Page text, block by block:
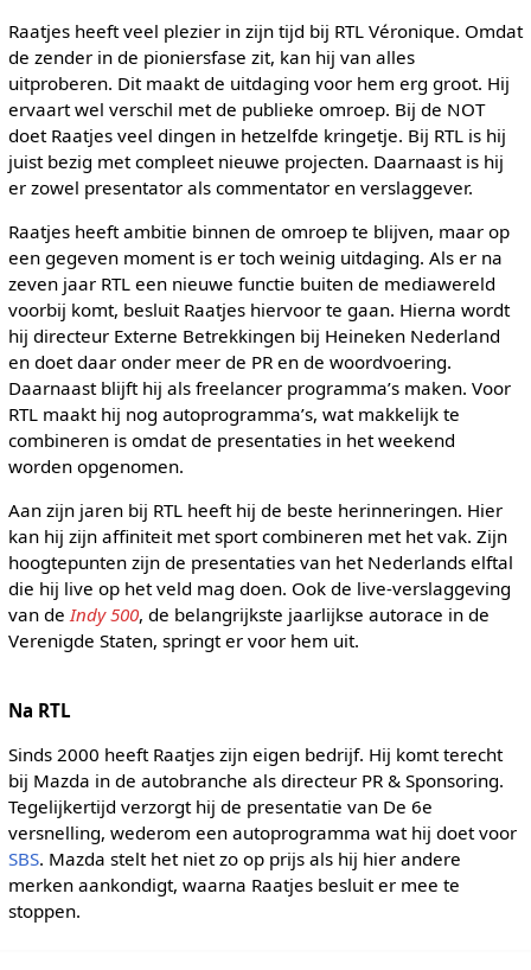
Raatjes heeft veel plezier in zijn tijd bij RTL Véronique. Omdat
de zender in de pioniersfase zit, kan hij van alles
uitproberen. Dit maakt de uitdaging voor hem erg groot. Hij
ervaart wel verschil met de publieke omroep. Bij de NOT
doet Raatjes veel dingen in hetzelfde kringetje. Bij RTL is hij
juist bezig met compleet nieuwe projecten. Daarnaast is hij
er zowel presentator als commentator en verslaggever.
Raatjes heeft ambitie binnen de omroep te blijven, maar op
een gegeven moment is er toch weinig uitdaging. Als er na
zeven jaar RTL een nieuwe functie buiten de mediawereld
voorbij komt, besluit Raatjes hiervoor te gaan. Hierna wordt
hij directeur Externe Betrekkingen bij Heineken Nederland
en doet daar onder meer de PR en de woordvoering.
Daarnaast blijft hij als freelancer programma’s maken. Voor
RTL maakt hij nog autoprogramma’s, wat makkelijk te
combineren is omdat de presentaties in het weekend
worden opgenomen.
Aan zijn jaren bij RTL heeft hij de beste herinneringen. Hier
kan hij zijn affiniteit met sport combineren met het vak. Zijn
hoogtepunten zijn de presentaties van het Nederlands elftal
die hij live op het veld mag doen. Ook de live-verslaggeving
van de Indy 500, de belangrijkste jaarlijkse autorace in de
Verenigde Staten, springt er voor hem uit.
Na RTL
Sinds 2000 heeft Raatjes zijn eigen bedrijf. Hij komt terecht
bij Mazda in de autobranche als directeur PR & Sponsoring.
Tegelijkertijd verzorgt hij de presentatie van De 6e
versnelling, wederom een autoprogramma wat hij doet voor
SBS. Mazda stelt het niet zo op prijs als hij hier andere
merken aankondigt, waarna Raatjes besluit er mee te
stoppen.